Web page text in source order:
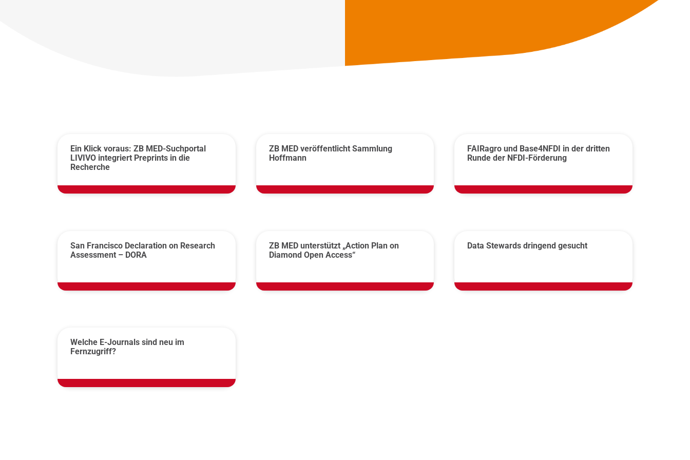
Ein Klick voraus: ZB MED-Suchportal
LIVIVO integriert Preprints in die
Recherche
ZB MED veröffentlicht Sammlung
Hoffmann
FAIRagro und Base4NFDI in der dritten
Runde der NFDI-Förderung
San Francisco Declaration on Research
Assessment – DORA
ZB MED unterstützt „Action Plan on
Diamond Open Access“
Data Stewards dringend gesucht
Welche E-Journals sind neu im
Fernzugriff?